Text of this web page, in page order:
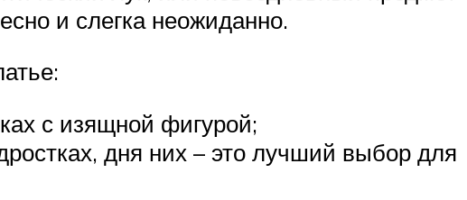
и слегка неожиданно.
с изящной фигурой;
дня них – это лучший выбор для